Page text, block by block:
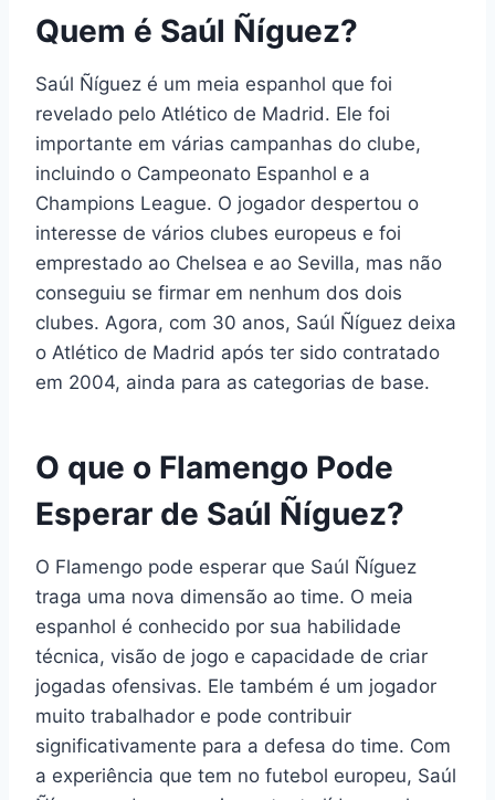
Quem é Saúl Ñíguez?
Saúl Ñíguez é um meia espanhol que foi
revelado pelo Atlético de Madrid. Ele foi
importante em várias campanhas do clube,
incluindo o Campeonato Espanhol e a
Champions League. O jogador despertou o
interesse de vários clubes europeus e foi
emprestado ao Chelsea e ao Sevilla, mas não
conseguiu se firmar em nenhum dos dois
clubes. Agora, com 30 anos, Saúl Ñíguez deixa
o Atlético de Madrid após ter sido contratado
em 2004, ainda para as categorias de base.
O que o Flamengo Pode
Esperar de Saúl Ñíguez?
O Flamengo pode esperar que Saúl Ñíguez
traga uma nova dimensão ao time. O meia
espanhol é conhecido por sua habilidade
técnica, visão de jogo e capacidade de criar
jogadas ofensivas. Ele também é um jogador
muito trabalhador e pode contribuir
significativamente para a defesa do time. Com
a experiência que tem no futebol europeu, Saúl